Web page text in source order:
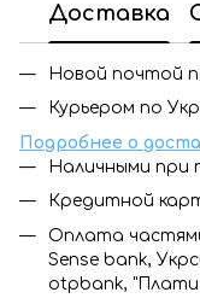
Доставка
Новой почтой
Курьером по
Подробнее о
Наличными при
Кредитной
Оплата
Sense bank,
otpbank, "Плати